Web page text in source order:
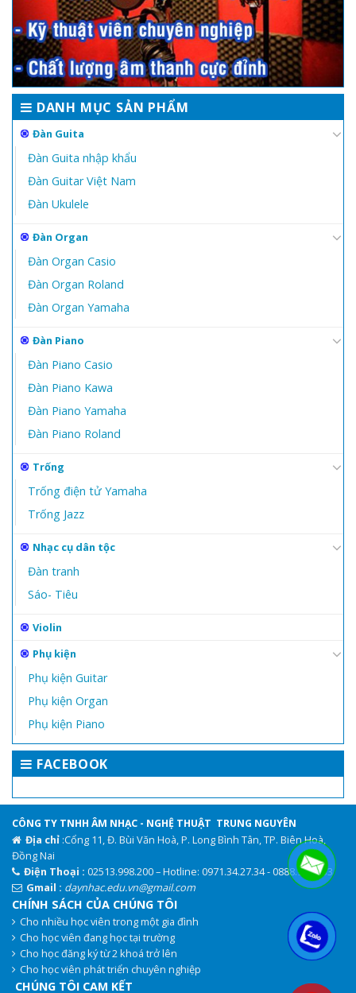
DANH MỤC SẢN PHẨM
Đàn Guita
Đàn Guita nhập khẩu
Đàn Guitar Việt Nam
Đàn Ukulele
Đàn Organ
Đàn Organ Casio
Đàn Organ Roland
Đàn Organ Yamaha
Đàn Piano
Đàn Piano Casio
Đàn Piano Kawa
Đàn Piano Yamaha
Đàn Piano Roland
Trống
Trống điện tử Yamaha
Trống Jazz
Nhạc cụ dân tộc
Đàn tranh
Sáo- Tiêu
Violin
Phụ kiện
Phụ kiện Guitar
Phụ kiện Organ
Phụ kiện Piano
FACEBOOK
CÔNG TY TNHH ÂM NHẠC - NGHỆ THUẬT TRUNG NGUYÊN
Địa chỉ :Cổng 11, Đ. Bùi Văn Hoà, P. Long Bình Tân, TP. Biên Hoà,
Đồng Nai
Điện Thoại : 02513.998.200 – Hotline: 0971.34.27.34 - 0888.944.333
Gmail : daynhac.edu.vn@gmail.com
CHÍNH SÁCH CỦA CHÚNG TÔI
Cho nhiều học viên trong một gia đình
Cho học viên đang học tại trường
Cho học đăng ký từ 2 khoá trở lên
Cho học viên phát triển chuyên nghiệp
CHÚNG TÔI CAM KẾT
.